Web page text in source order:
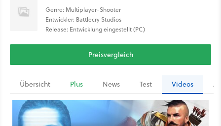
Genre: Multiplayer-Shooter
Entwickler: Battlecry Studios
Release: Entwicklung eingestellt (PC)
Preisvergleich
Übersicht Plus News Test Videos